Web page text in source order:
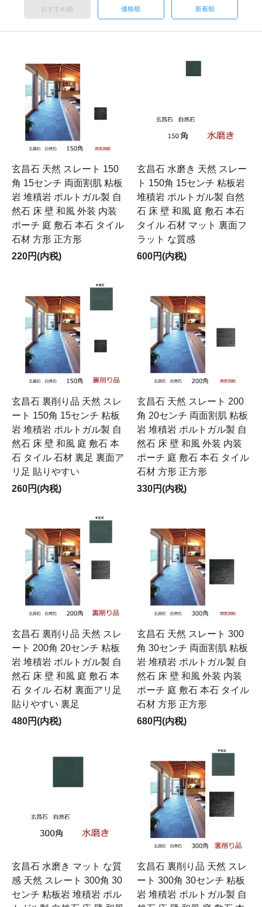
おすすめ順 価格順 新着順
玄昌石 天然 スレート 150
角 15センチ 両面割肌 粘板
岩 堆積岩 ポルトガル製 自
然石 床 壁 和風 外装 内装
ポーチ 庭 敷石 本石 タイル
石材 方形 正方形
220円(内税)
玄昌石 水磨き 天然 スレー
ト 150角 15センチ 粘板岩
堆積岩 ポルトガル製 自然
石 床 壁 和風 庭 敷石 本石
タイル 石材 マット 裏面フ
ラット な質感
600円(内税)
玄昌石 裏削り品 天然 スレ
ート 150角 15センチ 粘板
岩 堆積岩 ポルトガル製 自
然石 床 壁 和風 庭 敷石 本
石 タイル 石材 裏足 裏面ア
リ足 貼りやすい
260円(内税)
玄昌石 天然 スレート 200
角 20センチ 両面割肌 粘板
岩 堆積岩 ポルトガル製 自
然石 床 壁 和風 外装 内装
ポーチ 庭 敷石 本石 タイル
石材 方形 正方形
330円(内税)
玄昌石 裏削り品 天然 スレ
ート 200角 20センチ 粘板
岩 堆積岩 ポルトガル製 自
然石 床 壁 和風 庭 敷石 本
石 タイル 石材 裏面アリ足
貼りやすい 裏足
480円(内税)
玄昌石 天然 スレート 300
角 30センチ 両面割肌 粘板
岩 堆積岩 ポルトガル製 自
然石 床 壁 和風 外装 内装
ポーチ 庭 敷石 本石 タイル
石材 方形 正方形
680円(内税)
玄昌石 水磨き マット な質
感 天然 スレート 300角 30
センチ 粘板岩 堆積岩 ポル
玄昌石 裏削り品 天然 スレ
ート 300角 30センチ 粘板
岩 堆積岩 ポルトガル製 自